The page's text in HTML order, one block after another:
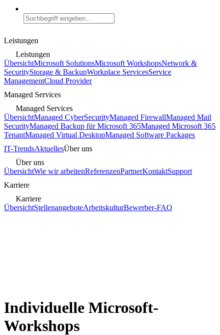
Leistungen
Leistungen
ÜbersichtMicrosoft SolutionsMicrosoft WorkshopsNetwork &
SecurityStorage & BackupWorkplace ServicesService
ManagementCloud Provider
Managed Services
Managed Services
ÜbersichtManaged CyberSecurityManaged FirewallManaged Mail
SecurityManaged Backup für Microsoft 365Managed Microsoft 365
TenantManaged Virtual DesktopManaged Software Packages
IT-TrendsAktuellesÜber uns
Über uns
ÜbersichtWie wir arbeitenReferenzenPartnerKontaktSupport
Karriere
Karriere
ÜbersichtStellenangeboteArbeitskulturBewerber-FAQ
Individuelle Microsoft-
Workshops